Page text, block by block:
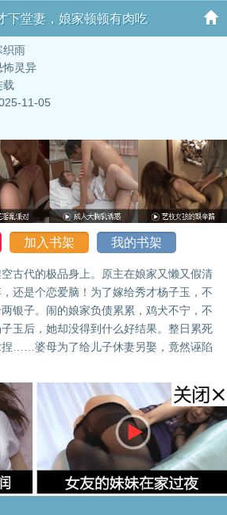
下堂妻，娘家顿顿有肉吃
织雨
怖灵异
载
11-05
加入书架 我的书架
古代的极品身上。原主在娘家又懒又假清
还是个恋爱脑！为了嫁给秀才杨子玉，不
银子。闹的娘家负债累累，鸡犬不宁，不
玉后，她却没得到什么好结果。整日累死
捏……婆母为了给儿子休妻另娶，竟然诬陷